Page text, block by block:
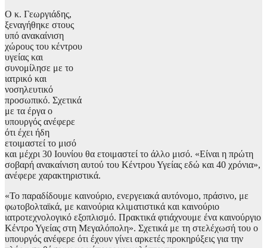
Ο κ. Γεωργιάδης,
ξεναγήθηκε στους
υπό ανακαίνιση
χώρους του κέντρου
υγείας και
συνομίλησε με το
ιατρικό και
νοσηλευτικό
προσωπικό. Σχετικά
με τα έργα ο
υπουργός ανέφερε
ότι έχει ήδη
ετοιμαστεί το μισό
και μέχρι 30 Ιουνίου θα ετοιμαστεί το άλλο μισό. «Είναι η πρώτη
σοβαρή ανακαίνιση αυτού του Κέντρου Υγείας εδώ και 40 χρόνια»,
ανέφερε χαρακτηριστικά.
«Το παραδίδουμε καινούριο, ενεργειακά αυτόνομο, πράσινο, με
φωτοβολταϊκά, με καινούρια κλιματιστικά και καινούριο
ιατροτεχνολογικό εξοπλισμό. Πρακτικά φτιάχνουμε ένα καινούργιο
Κέντρο Υγείας στη Μεγαλόπολη». Σχετικά με τη στελέχωσή του ο
υπουργός ανέφερε ότι έχουν γίνει αρκετές προκηρύξεις για την